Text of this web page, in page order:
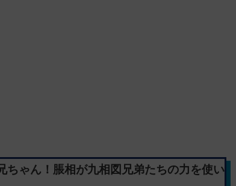
ゃん！脹相が九相図兄弟たちの力を使い